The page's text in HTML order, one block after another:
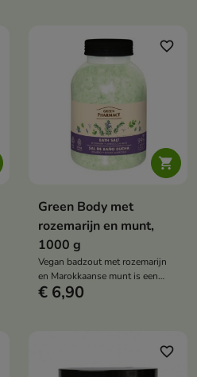

favorite_border
Green Body met
rozemarijn en munt,
1000 g
Vegan badzout met rozemarijn
en Marokkaanse munt is een
natuurlijk zout dat het lichaam
effect en een gevoel van frisheid.
€ 6,90
favorite_border